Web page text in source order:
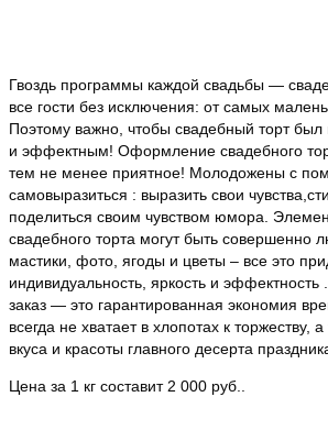
Гвоздь программы каждой свадьбы —
все гости без исключения: от самых
Поэтому важно, чтобы свадебный торт был
и эффектным! Оформление свадебного
тем не менее приятное! Молодожены с
самовыразиться : выразить свои
поделиться своим чувством юмора.
свадебного торта могут быть совершенно
мастики, фото, ягоды и цветы – все это
индивидуальность, яркость и
заказ — это гарантированная экономия
всегда не хватает в хлопотах к торжеству,
вкуса и красоты главного десерта
Цена за 1 кг составит 2 000 руб..